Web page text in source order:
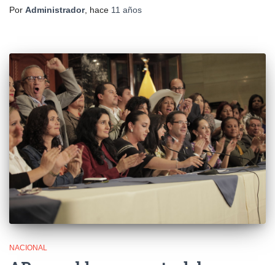
Por Administrador, hace 11 años
NACIONAL